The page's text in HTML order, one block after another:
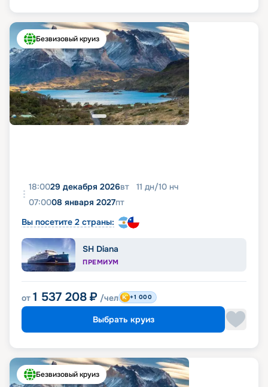
Безвизовый круиз
18:0029 декабря 2026вт 11 дн/10 нч
07:0008 января 2027пт
Вы посетите 2 страны:
SH Diana
ПРЕМИУМ
от 1 537 208 ₽ /чел +1 000
Выбрать круиз
Безвизовый круиз